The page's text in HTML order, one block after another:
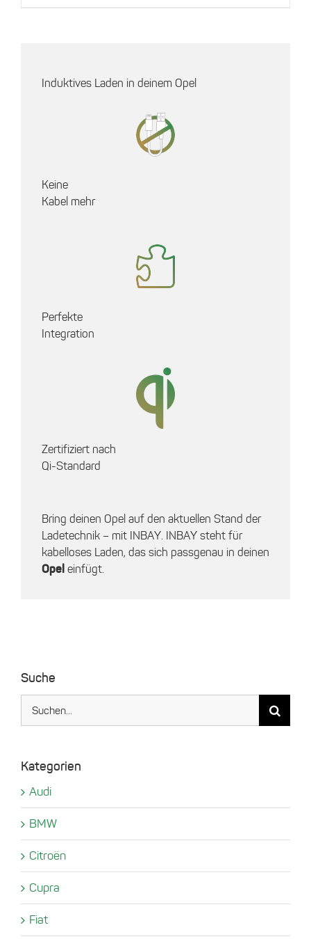
Induktives Laden in deinem Opel
Keine
Kabel mehr
Perfekte
Integration
Zertifiziert nach
Qi-Standard
Bring deinen Opel auf den aktuellen Stand der
Ladetechnik – mit INBAY. INBAY steht für
kabelloses Laden, das sich passgenau in deinen
Opel einfügt.
Suche
Kategorien
Audi
BMW
Citroën
Cupra
Fiat